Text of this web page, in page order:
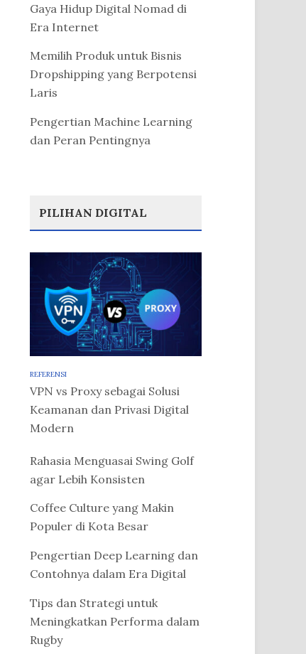
Gaya Hidup Digital Nomad di
Era Internet
Memilih Produk untuk Bisnis
Dropshipping yang Berpotensi
Laris
Pengertian Machine Learning
dan Peran Pentingnya
PILIHAN DIGITAL
REFERENSI
VPN vs Proxy sebagai Solusi
Keamanan dan Privasi Digital
Modern
Rahasia Menguasai Swing Golf
agar Lebih Konsisten
Coffee Culture yang Makin
Populer di Kota Besar
Pengertian Deep Learning dan
Contohnya dalam Era Digital
Tips dan Strategi untuk
Meningkatkan Performa dalam
Rugby